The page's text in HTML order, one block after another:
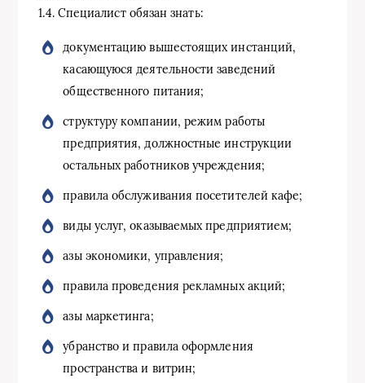
1.4. Специалист обязан знать:
документацию вышестоящих инстанций,
касающуюся деятельности заведений
общественного питания;
структуру компании, режим работы
предприятия, должностные инструкции
остальных работников учреждения;
правила обслуживания посетителей кафе;
виды услуг, оказываемых предприятием;
азы экономики, управления;
правила проведения рекламных акций;
азы маркетинга;
убранство и правила оформления
пространства и витрин;